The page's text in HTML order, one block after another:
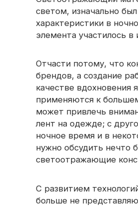
окантовка
Светоотражающая
Светящийся в темноте
материал
светоотражающая ткань
Перфорированная
светоотражающая ткань
светом, изначально
характеристики в
элемента участилось
Отчасти потому, что
брендов, а создание
качестве вдохновения
применяются к
может привлечь
лент на одежде; с
ночное время и в
нужно обсудить нечто
светоотражающие
С развитием
больше не